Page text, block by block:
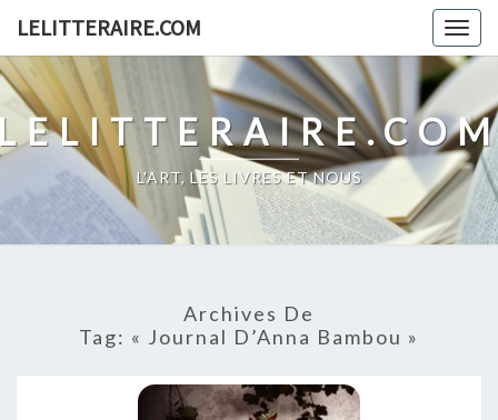
content
LELITTERAIRE.COM
L'ART, LES LIVRES ET NOUS
Archives De
Tag: « Journal D’Anna Bambou »